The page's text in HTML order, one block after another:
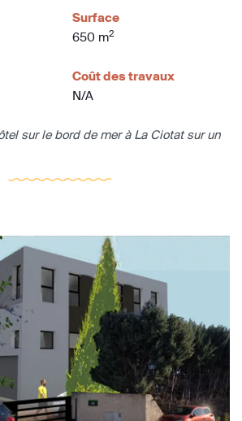
Surface
650 m2
Coût des travaux
N/A
sur le bord de mer à La Ciotat sur un